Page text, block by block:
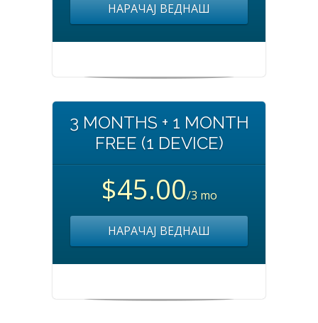
НАРАЧАЈ ВЕДНАШ
3 MONTHS + 1 MONTH
FREE (1 DEVICE)
$45.00/3 mo
НАРАЧАЈ ВЕДНАШ